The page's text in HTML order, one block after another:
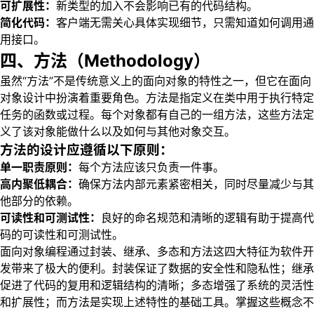
可扩展性： 新类型的加入不会影响已有的代码结构。
简化代码： 客户端无需关心具体实现细节，只需知道如何调用通
用接口。
四、方法（Methodology）
虽然“方法”不是传统意义上的面向对象的特性之一，但它在面向
对象设计中扮演着重要角色。方法是指定义在类中用于执行特定
任务的函数或过程。每个对象都有自己的一组方法，这些方法定
义了该对象能做什么以及如何与其他对象交互。
方法的设计应遵循以下原则：
单一职责原则： 每个方法应该只负责一件事。
高内聚低耦合： 确保方法内部元素紧密相关，同时尽量减少与其
他部分的依赖。
可读性和可测试性： 良好的命名规范和清晰的逻辑有助于提高代
码的可读性和可测试性。
面向对象编程通过封装、继承、多态和方法这四大特征为软件开
发带来了极大的便利。封装保证了数据的安全性和隐私性；继承
促进了代码的复用和逻辑结构的清晰；多态增强了系统的灵活性
和扩展性；而方法是实现上述特性的基础工具。掌握这些概念不